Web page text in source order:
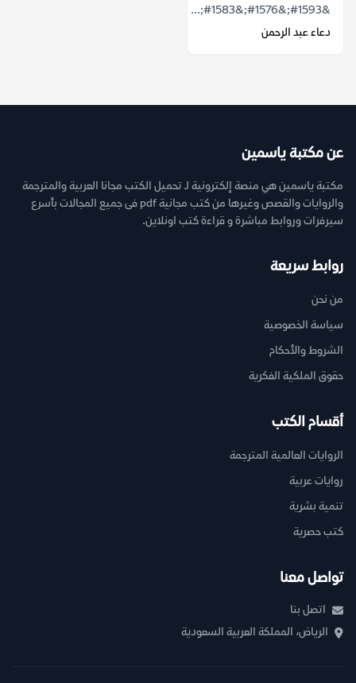
&#1593;&#1576;&#1583;...
دعاء عبد الرحمن
عن مكتبة ياسمين
مكتبة ياسمين هي منصة إلكترونية لـ تحميل الكتب مجانا العربية والمترجمة
والروايات والقصص وغيرها من كتب مجانية pdf فى جميع المجالات بأسرع
سيرفرات وروابط مباشرة و قراءة كتب اونلاين.
روابط سريعة
من نحن
سياسة الخصوصية
الشروط والأحكام
حقوق الملكية الفكرية
أقسام الكتب
الروايات العالمية المترجمة
روايات عربية
تنمية بشرية
كتب حصرية
تواصل معنا
اتصل بنا
الرياض، المملكة العربية السعودية